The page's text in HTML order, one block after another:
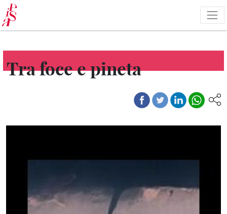
Pasar
al
contenido
principal
Tra foce e pineta